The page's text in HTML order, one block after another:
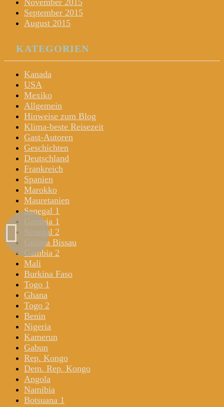
September 2015
August 2015
KATEGORIEN
Kanada
USA
Mexiko
Allgemein
Hinweise zum Blog
Klima-beste Reisezeit
Gast-Autoren
Geschichten
Deutschland
Frankreich
Spanien
Marokko
Mauretanien
Senegal 1
Gambia 1
Senegal 2
Guinea Bissau
Gambia 2
Mali
Burkina Faso
Togo 1
Ghana
Togo 2
Benin
Nigeria
Kamerun
Gabun
Rep. Kongo
Dem. Rep. Kongo
Angola
Namibia
Botsuana 1